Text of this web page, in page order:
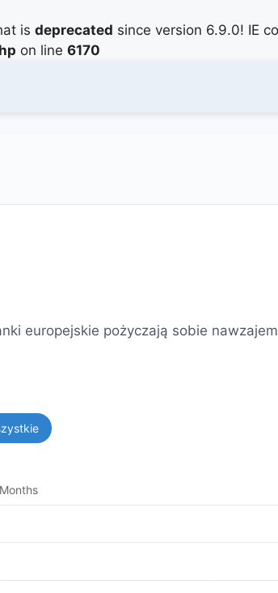
is deprecated since version 6.9.0! IE
on line 6170
europejskie pożyczają sobie